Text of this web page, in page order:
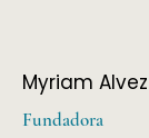
Myriam Alvez
Fundadora